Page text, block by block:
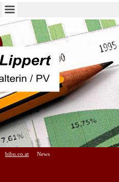
bibu.co.at News